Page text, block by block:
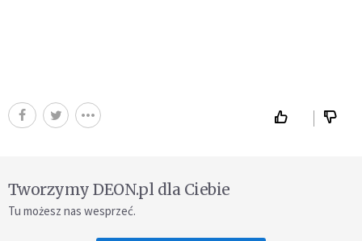
Tworzymy DEON.pl dla Ciebie
Tu możesz nas wesprzeć.